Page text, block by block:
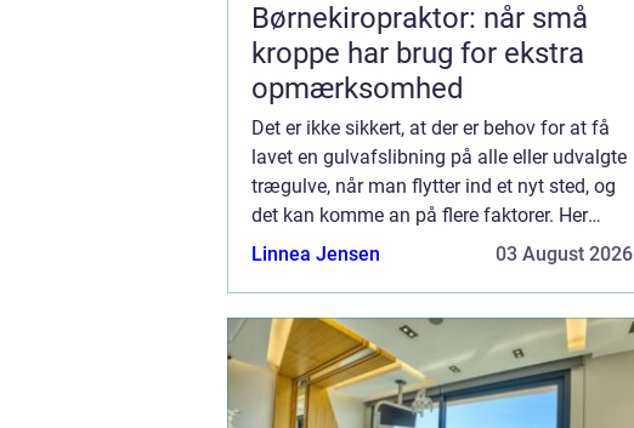
Børnekiropraktor: når små
kroppe har brug for ekstra
opmærksomhed
Det er ikke sikkert, at der er behov for at få
lavet en gulvafslibning på alle eller udvalgte
trægulve, når man flytter ind et nyt sted, og
det kan komme an på flere faktorer. Her
tænker vi for resten på, n&a...
Linnea Jensen 03 August 2026